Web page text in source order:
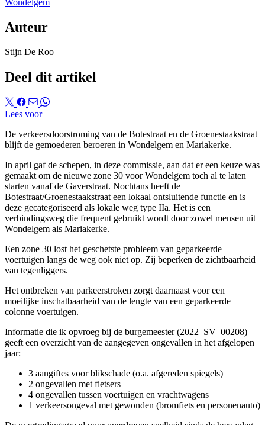
Auteur
Stijn De Roo
Deel dit artikel
Lees voor
De verkeersdoorstroming van de Botestraat en de Groenestaakstraat
blijft de gemoederen beroeren in Wondelgem en Mariakerke.
In april gaf de schepen, in deze commissie, aan dat er een keuze was
gemaakt om de nieuwe zone 30 voor Wondelgem toch al te laten
starten vanaf de Gaverstraat. Nochtans heeft de
Botestraat/Groenestaakstraat een lokaal ontsluitende functie en is
deze gecategoriseerd als lokale weg type IIa. Het is een
verbindingsweg die frequent gebruikt wordt door zowel mensen uit
Wondelgem als Mariakerke.
Een zone 30 lost het geschetste probleem van geparkeerde
voertuigen langs de weg ook niet op. Zij beperken de zichtbaarheid
van tegenliggers.
Het ontbreken van parkeerstroken zorgt daarnaast voor een
moeilijke inschatbaarheid van de lengte van een geparkeerde
colonne voertuigen.
Informatie die ik opvroeg bij de burgemeester (2022_SV_00208)
geeft een overzicht van de aangegeven ongevallen in het afgelopen
jaar:
3 aangiftes voor blikschade (o.a. afgereden spiegels)
2 ongevallen met fietsers
4 ongevallen tussen voertuigen en vrachtwagens
1 verkeersongeval met gewonden (bromfiets en personenauto)